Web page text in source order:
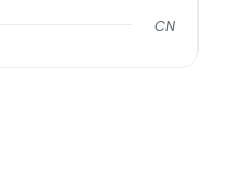
CN